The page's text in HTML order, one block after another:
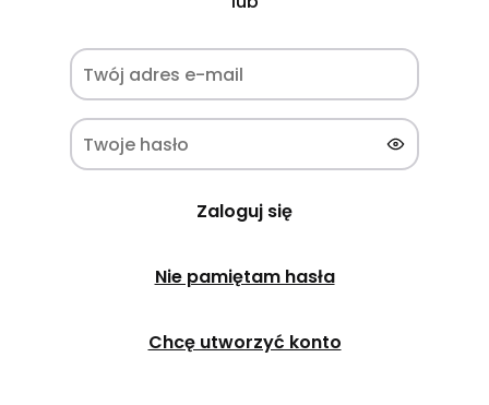
Zaloguj się
Nie pamiętam hasła
Chcę utworzyć konto